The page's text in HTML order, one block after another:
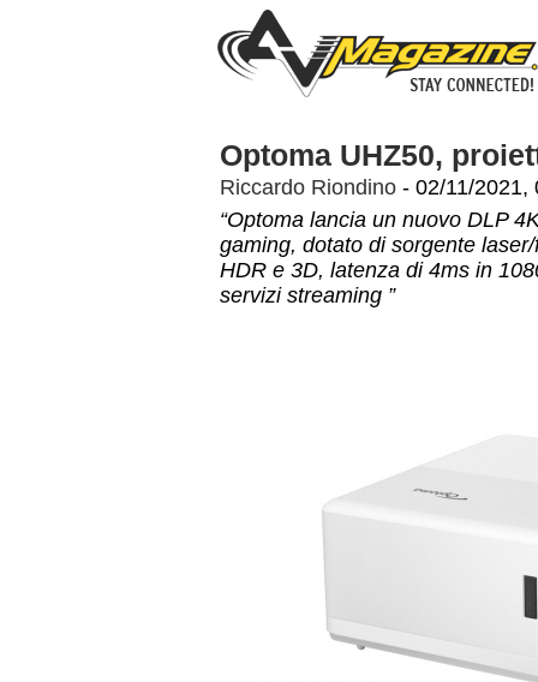
Optoma UHZ50,
Riccardo Riondino - 02/11/2021,
“Optoma lancia un nuovo DLP
gaming, dotato di sorgente
HDR e 3D, latenza di 4ms in
servizi streaming ”